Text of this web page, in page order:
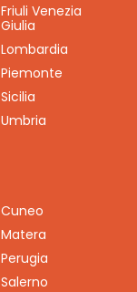
Friuli Venezia
Giulia
Lombardia
Piemonte
Sicilia
Umbria
Cuneo
Matera
Perugia
Salerno